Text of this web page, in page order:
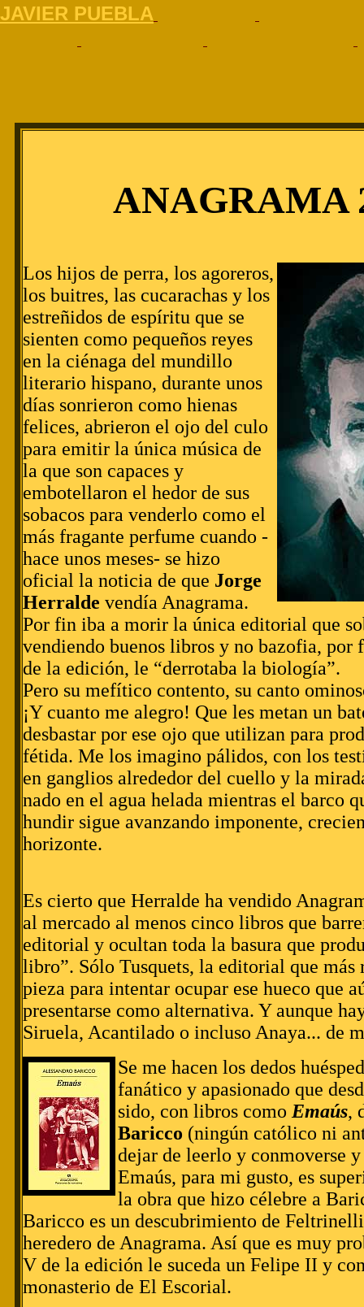
JAVIER PUEBLA
ANAGRAMA
Los hijos de perra, los agoreros,
los buitres, las cucarachas y los
estreñidos de espíritu que se
sienten como pequeños reyes
en la ciénaga del mundillo
literario hispano, durante unos
días sonrieron como hienas
felices, abrieron el ojo del culo
para emitir la única música de
la que son capaces y
embotellaron el hedor de sus
sobacos para venderlo como el
más fragante perfume cuando -
hace unos meses- se hizo
oficial la noticia de que Jorge
Herralde vendía Anagrama.
Por fin iba a morir la única editorial que
vendiendo buenos libros y no bazofia, por
de la edición, le “derrotaba la biología”.
Pero su mefítico contento, su canto
¡Y cuanto me alegro! Que les metan un
desbastar por ese ojo que utilizan para
fétida. Me los imagino pálidos, con los
en ganglios alrededor del cuello y la
nado en el agua helada mientras el barco
hundir sigue avanzando imponente,
horizonte.
Es cierto que Herralde ha vendido
al mercado al menos cinco libros que
editorial y ocultan toda la basura que
libro”. Sólo Tusquets, la editorial que más
pieza para intentar ocupar ese hueco que
presentarse como alternativa. Y aunque
Siruela, Acantilado o incluso Anaya... de
Se me hacen los dedos
fanático y apasionado que
sido, con libros como Emaús,
Baricco (ningún católico ni
dejar de leerlo y conmoverse
Emaús, para mi gusto, es
la obra que hizo célebre a
Baricco es un descubrimiento de
heredero de Anagrama. Así que es muy
V de la edición le suceda un Felipe II y
monasterio de El Escorial.